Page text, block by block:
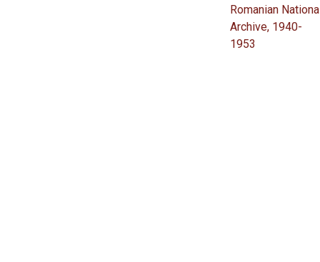
Romanian
Archive, 1940-
1953